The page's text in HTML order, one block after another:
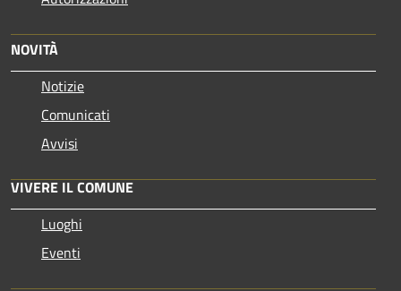
NOVITÀ
Notizie
Comunicati
Avvisi
VIVERE IL COMUNE
Luoghi
Eventi